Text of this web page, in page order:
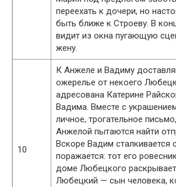
переехать к дочери, но
быть ближе к Строеву. В
видит из окна пугающую
жену.
10
К Анжеле и Вадиму
ожерелье от некоего
адресована Катерине
Вадима. Вместе с
личное, трогательное
Анжелой пытаются найти
Вскоре Вадим
поражается: тот его
доме Любецкого
Любецкий — сын человека,